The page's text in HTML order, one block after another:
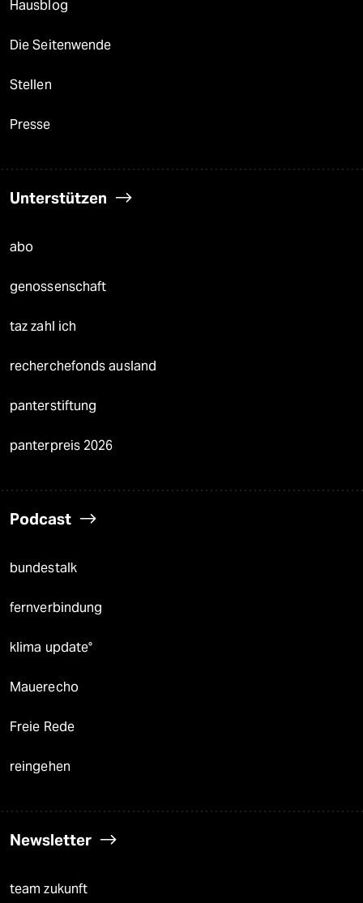
Hausblog
Die Seitenwende
Stellen
Presse
Unterstützen
abo
genossenschaft
taz zahl ich
recherchefonds ausland
panterstiftung
panterpreis 2026
Podcast
bundestalk
fernverbindung
klima update°
Mauerecho
Freie Rede
reingehen
Newsletter
team zukunft